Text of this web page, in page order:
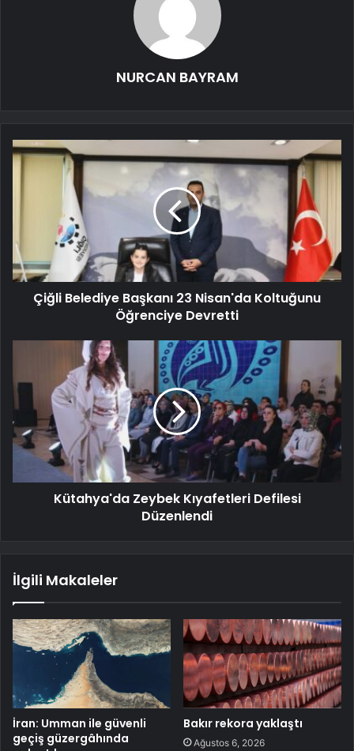
NURCAN BAYRAM
Çiğli Belediye Başkanı 23 Nisan'da Koltuğunu
Öğrenciye Devretti
Kütahya'da Zeybek Kıyafetleri Defilesi
Düzenlendi
İlgili Makaleler
İran: Umman ile güvenli
geçiş güzergâhında
Bakır rekora yaklaştı
Ağustos 6, 2026